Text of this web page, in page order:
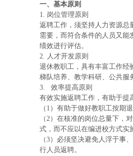
一、基本原则
1. 岗位管理原则
返聘工作，须坚持人力资源总
需要，而符合条件的人员又
绩效进行评估。
2. 人才开发原则
退休教职工，具有丰富工作经
梯队培养、教学科研、公共服
3.
效率提高原则
有效实施返聘工作，有助于提
（ 1）有助于做好教职工按期
（2）在核准的岗位总量下，
式，而不应以在编进校方式实
（3）必须坚决避免人浮于事
行人员返聘。